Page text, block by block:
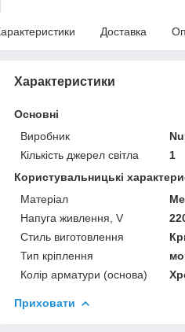
Доставка
Характеристики
Основні
Виробник
Кількість джерел світла
1
Користувальницькі
Матеріал
Напуга живлення, V
Стиль виготовлення
Тип кріплення
Колір арматури (основа)
Приховати